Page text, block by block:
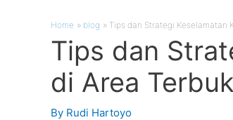
Home blog Tips dan Strategi Keselamatan
Tips dan
di Area
By Rudi Hartoyo